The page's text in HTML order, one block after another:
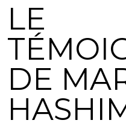
LE
DE